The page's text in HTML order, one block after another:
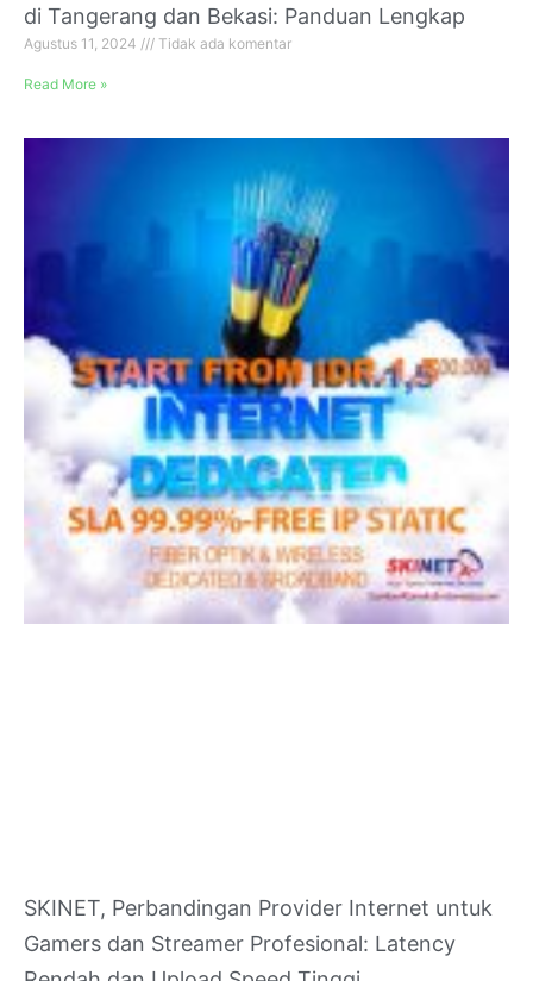
di Tangerang dan Bekasi: Panduan Lengkap
Agustus 11, 2024 Tidak ada komentar
Read More »
SKINET, Perbandingan Provider Internet untuk
Gamers dan Streamer Profesional: Latency